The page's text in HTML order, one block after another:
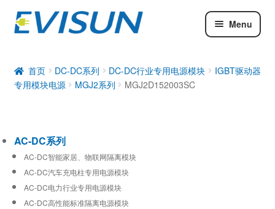
Menu
DC-DC系列
工业通信模块
首页 DC-DC系列 DC-DC行业专用电源模块
IGBT驱动器
专用模块电源
MGJ2系列 MGJ2D152003SC
AC-DC系列
AC-DC智能家居、物联网隔离模块
AC-DC汽车充电柱专用电源模块
AC-DC电力行业专用电源模块
AC-DC高性能标准隔离电源模块